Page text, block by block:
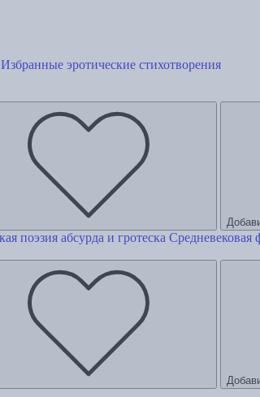
Избранные эротические стихотворения
Средневековая